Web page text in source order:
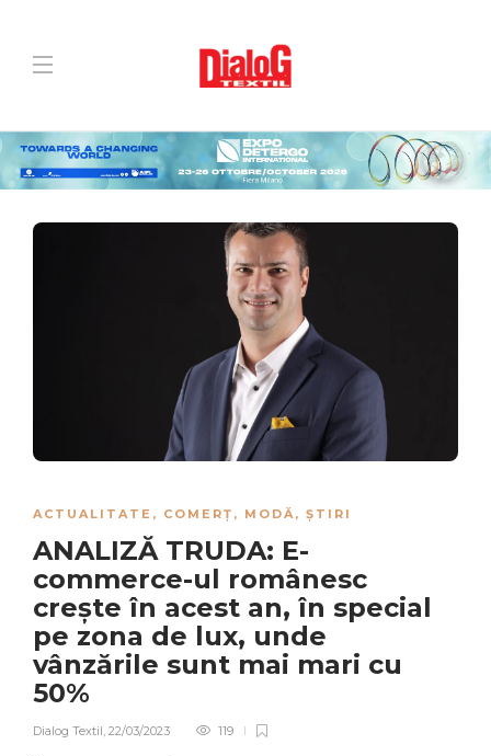
ACTUALITATE , COMERȚ , MODĂ, ȘTIRI
ANALIZĂ TRUDA: E-
commerce-ul românesc
crește în acest an, în special
pe zona de lux, unde
vânzările sunt mai mari cu
50%
Dialog Textil, 22/03/2023 119